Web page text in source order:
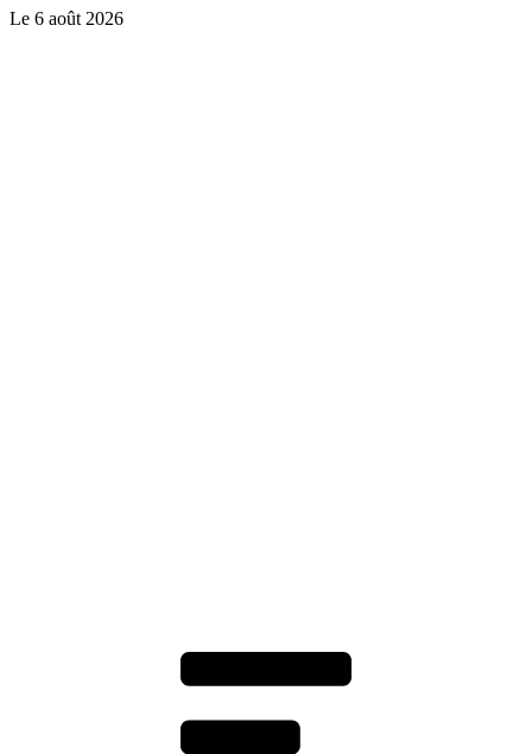
Le 6 août 2026